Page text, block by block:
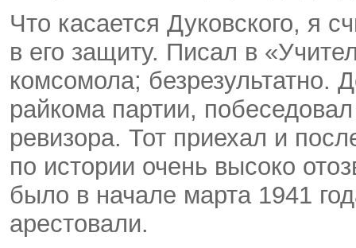
Что касается Дуковского, я
в его защиту. Писал в
комсомола; безрезультатно.
райкома партии,
ревизора. Тот приехал и
по истории очень высоко
было в начале марта 1941
арестовали.